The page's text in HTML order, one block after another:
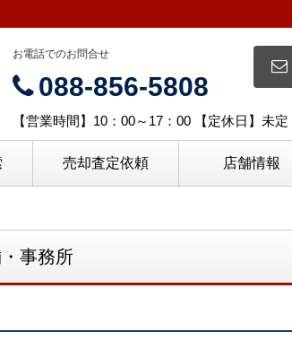
お電話でのお問合せ
088-856-5808
【営業時間】10：00～17：00 【定休日】未定
売却査定依頼 店舗情報
事務所